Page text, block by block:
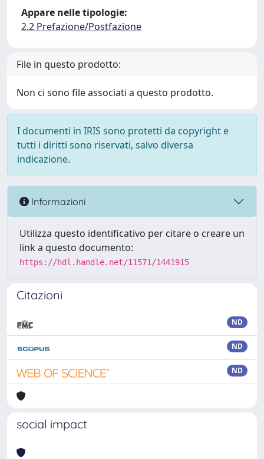
Appare nelle tipologie:
2.2 Prefazione/Postfazione
File in questo prodotto:
Non ci sono file associati a questo prodotto.
I documenti in IRIS sono protetti da copyright e
tutti i diritti sono riservati, salvo diversa
indicazione.
Informazioni
Utilizza questo identificativo per citare o creare un
link a questo documento:
https://hdl.handle.net/11571/1441915
Citazioni
ND
ND
ND
social impact